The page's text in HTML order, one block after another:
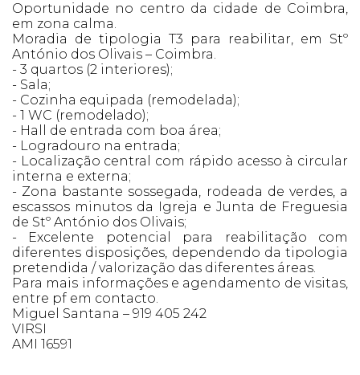
Oportunidade no centro da cidade de Coimbra,
em zona calma.
Moradia de tipologia T3 para reabilitar, em Stº
António dos Olivais – Coimbra.
- 3 quartos (2 interiores);
- Sala;
- Cozinha equipada (remodelada);
- 1 WC (remodelado);
- Hall de entrada com boa área;
- Logradouro na entrada;
- Localização central com rápido acesso à circular
interna e externa;
- Zona bastante sossegada, rodeada de verdes, a
escassos minutos da Igreja e Junta de Freguesia
de Stº António dos Olivais;
- Excelente potencial para reabilitação com
diferentes disposições, dependendo da tipologia
pretendida / valorização das diferentes áreas.
Para mais informações e agendamento de visitas,
entre pf em contacto.
Miguel Santana – 919 405 242
VIRSI
AMI 16591